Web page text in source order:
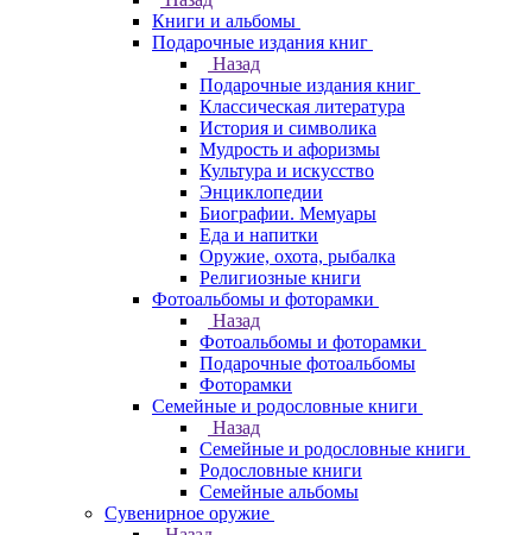
Книги и альбомы
Подарочные издания книг
Назад
Подарочные издания книг
Классическая литература
История и символика
Мудрость и афоризмы
Культура и искусство
Энциклопедии
Биографии. Мемуары
Еда и напитки
Оружие, охота, рыбалка
Религиозные книги
Фотоальбомы и фоторамки
Назад
Фотоальбомы и фоторамки
Подарочные фотоальбомы
Фоторамки
Семейные и родословные книги
Назад
Семейные и родословные книги
Родословные книги
Семейные альбомы
Сувенирное оружие